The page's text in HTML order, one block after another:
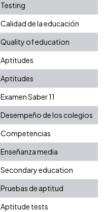
Testing
Calidad de la educación
Quality of education
Aptitudes
Aptitudes
Examen Saber 11
Desempeño de los colegios
Competencias
Enseñanza media
Secondary education
Pruebas de aptitud
Aptitude tests